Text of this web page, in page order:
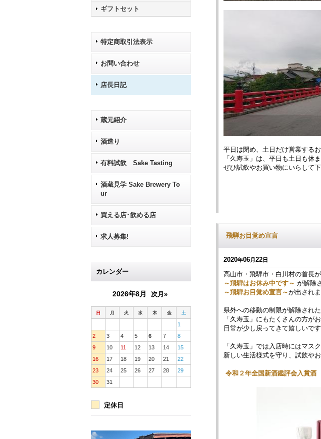
ギフトセット
特定商取引法表示
お問い合わせ
店長日記
蔵元紹介
酒造り
有料試飲 Sake Tasting
酒蔵見学 Sake Brewery To
ur
買える店･飲める店
求人募集!
カレンダー
2026年8月 次月»
日 月 火 水 木 金 土
1
2
3 4 5 6 7
8
9
10 11 12 13 14
15
16
17 18 19 20 21
22
23
24 25 26 27 28
29
30
31
定休日
平日は閉め、土日だけ営業する
「久寿玉」は、平日も土日も休
ぜひ試飲やお買い物にいらして下
飛騨お目覚め宣言
2020年06月22日
高山市・飛騨市・白川村の首長
～飛騨はお休み中です～ が解除
～飛騨お目覚め宣言～が出されま
県外への移動の制限が解除され
「久寿玉」にもたくさんの方が
日常が少し戻ってきて嬉しいです
「久寿玉」では入店時にはマス
新しい生活様式を守り、試飲や
令和２年全国新酒鑑評会入賞